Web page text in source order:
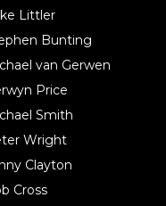
Littler
Bunting
van Gerwen
Price
Smith
Wright
Clayton
Cross